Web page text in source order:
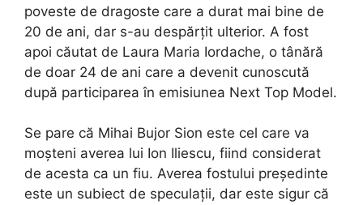
poveste de dragoste care a durat mai bine de
20 de ani, dar s-au despărțit ulterior. A fost
apoi căutat de Laura Maria Iordache, o tânără
de doar 24 de ani care a devenit cunoscută
după participarea în emisiunea Next Top Model.
Se pare că Mihai Bujor Sion este cel care va
moșteni averea lui Ion Iliescu, fiind considerat
de acesta ca un fiu. Averea fostului președinte
este un subiect de speculații, dar este sigur că